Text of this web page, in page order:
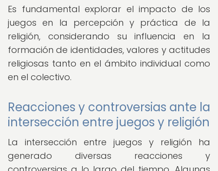
Es fundamental explorar el impacto de los
juegos en la percepción y práctica de la
religión, considerando su influencia en la
formación de identidades, valores y actitudes
religiosas tanto en el ámbito individual como
en el colectivo.
Reacciones y controversias ante la
intersección entre juegos y religión
La intersección entre juegos y religión ha
generado diversas reacciones y